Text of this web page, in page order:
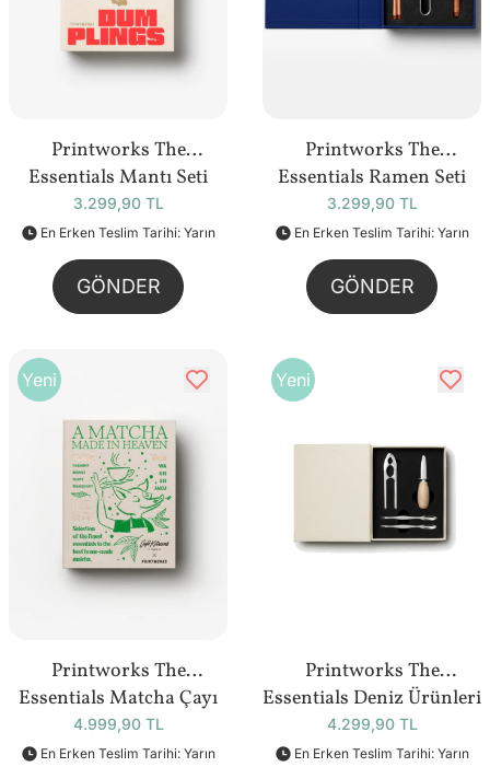
Printworks The
Essentials Mantı Seti
3.299,90 TL
En Erken Teslim Tarihi: Yarın
GÖNDER
Printworks The
Essentials Ramen Seti
3.299,90 TL
En Erken Teslim Tarihi: Yarın
GÖNDER
Yeni
Printworks The
Essentials Matcha Çayı
Yapım Seti
4.999,90 TL
En Erken Teslim Tarihi: Yarın
Yeni
Printworks The
Essentials Deniz Ürünleri
Seti
4.299,90 TL
En Erken Teslim Tarihi: Yarın